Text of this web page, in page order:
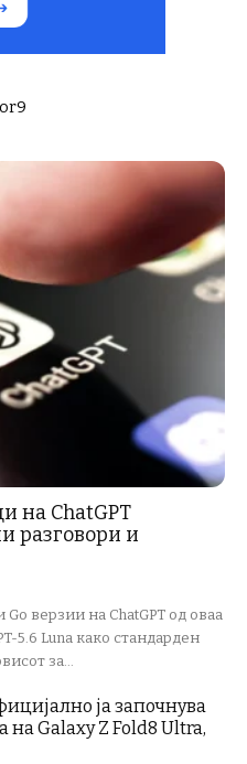
на ChatGPT
разговори и
верзии на ChatGPT од оваа
5.6 Luna како стандарден
за...
ја започнува
на Galaxy Z Fold8 Ultra,